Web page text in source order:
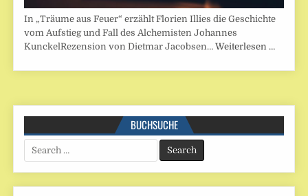
In „Träume aus Feuer“ erzählt Florien Illies die Geschichte
vom Aufstieg und Fall des Alchemisten Johannes
KunckelRezension von Dietmar Jacobsen…Weiterlesen …
BUCHSUCHE
Search
for: